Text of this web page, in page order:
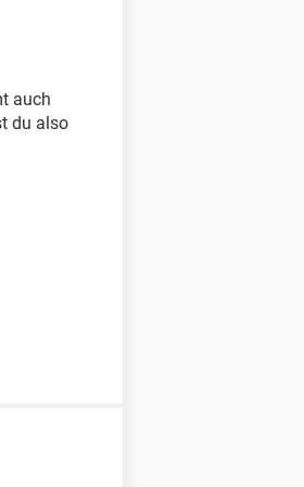
auch
du also